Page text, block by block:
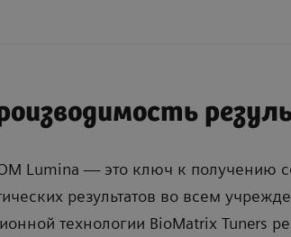
Lumina — это ключ к получению
результатов во всем
технологии BioMatrix Tuners